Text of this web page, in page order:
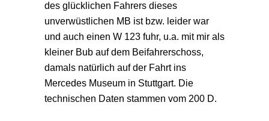
des glücklichen Fahrers dieses
unverwüstlichen MB ist bzw. leider war
und auch einen W 123 fuhr, u.a. mit mir als
kleiner Bub auf dem Beifahrerschoss,
damals natürlich auf der Fahrt ins
Mercedes Museum in Stuttgart. Die
technischen Daten stammen vom 200 D.